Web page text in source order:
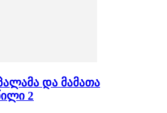
და მამათა
2